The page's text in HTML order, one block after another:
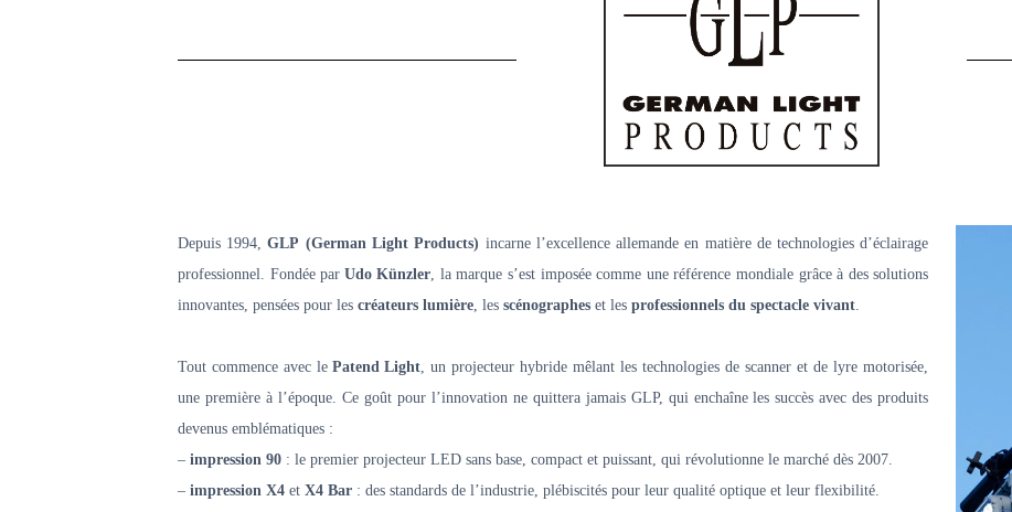
Depuis 1994,GLP (German Light Products) incarne l’excellence allemande en matière de technologies d’éclairage
professionnel. Fondée parUdo Künzler , la marque s’est imposée comme une référence mondiale grâce à des solutions
innovantes, pensées pour lescréateurs lumière , lesscénographes et lesprofessionnels du spectacle vivant
Tout commence avec lePatend Light , un projecteur hybride mêlant les technologies de scanner et de lyre motorisée,
une première à l’époque. Ce goût pour l’innovation ne quittera jamais GLP, qui enchaîne les succès avec des produits
devenus emblématiques :
–impression 90 : le premier projecteur LED sans base, compact et puissant, qui révolutionne le marché dès 2007.
–impression X4 etX4 Bar : des standards de l’industrie, plébiscités pour leur qualité optique et leur flexibilité.